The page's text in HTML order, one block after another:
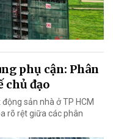
phụ cận: Phân
chủ đạo
sản nhà ở TP HCM
rõ rệt giữa các phân